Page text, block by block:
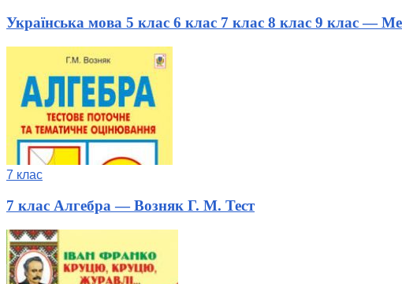
Українська мова 5 клас 6 клас 7 клас 8 клас 9 клас —
7 клас
7 клас Алгебра — Возняк Г. М. Тест